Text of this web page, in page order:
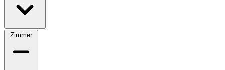
Zimmer